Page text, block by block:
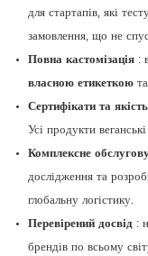
для стартапів, які
замовлення, що не
Повна кастомізація:
власною етикеткоюта
Сертифікати та якість
Усі продукти
Комплексне
дослідження та
глобальну логістику.
Перевірений досвід:
брендів по всьому